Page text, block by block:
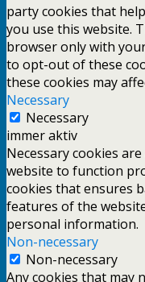
party cookies that
you use this website.
browser only with
to opt-out of these
these cookies may
Necessary
Necessary
immer aktiv
Necessary cookies
website to function
cookies that ensures
features of the
personal information.
Non-necessary
Non-necessary
Any cookies that may